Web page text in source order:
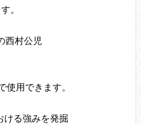
。
西村公児
使用できます。
ける強みを発掘